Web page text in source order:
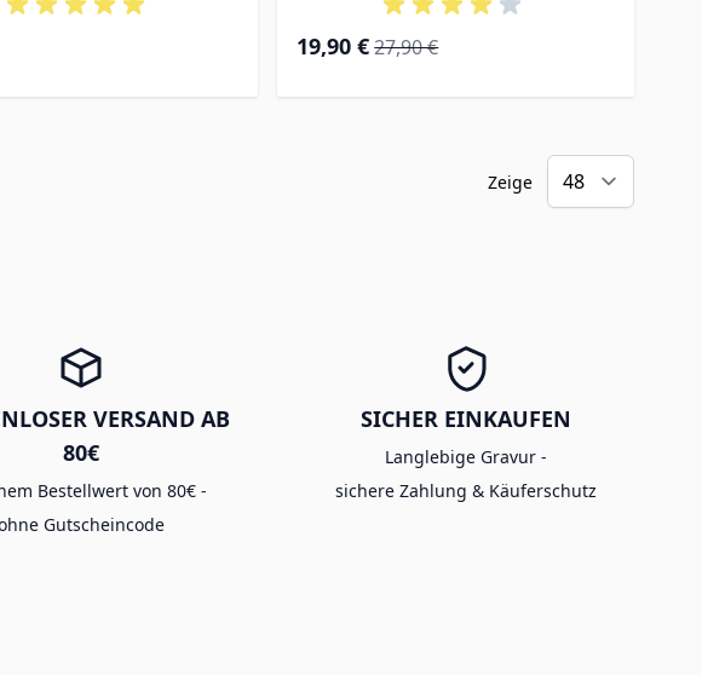
Special Price
19,90 € Regular Price
27,90 €
Zeige
VERSAND AB
80€
Bestellwert von 80€ -
Gutscheincode
SICHER EINKAUFEN
Langlebige Gravur -
sichere Zahlung & Käuferschutz